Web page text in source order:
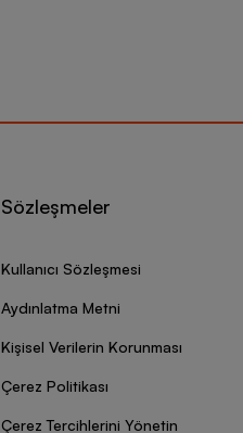
Sözleşmeler
Kullanıcı Sözleşmesi
Aydınlatma Metni
Kişisel Verilerin Korunması
Çerez Politikası
Çerez Tercihlerini Yönetin